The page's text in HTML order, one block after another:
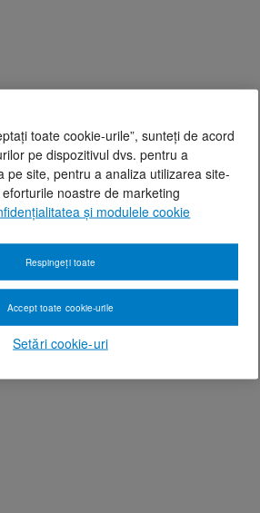
toate cookie-urile”, sunteți de acord
pe dispozitivul dvs. pentru a
pe site, pentru a analiza utilizarea site-
noastre de marketing
și modulele cookie
Setări cookie-uri
Respingeți toate
Accept toate cookie-urile